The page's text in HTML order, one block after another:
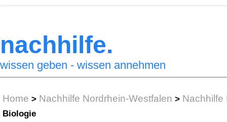
nachhilfe.
wissen geben - wissen annehmen
Home > Nachhilfe Nordrhein-Westfalen > Nachhilfe
Biologie